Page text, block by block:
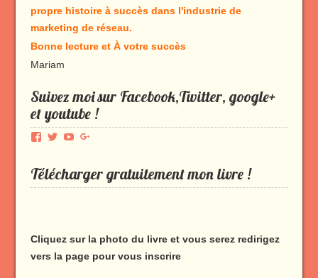
propre histoire à succès dans l'industrie de
marketing de réseau.
Bonne lecture et À votre succès
Mariam
Suivez moi sur Facebook,Twitter, google+
et youtube !
Voir
de
Produmlm
Voir
de
porodumlm
Voir
de
UC_2UgAmhWDuaRIDwEQiQ9iA
de
produmlm
Télécharger gratuitement mon livre !
Cliquez sur la photo du livre et vous serez redirigez
vers la page pour vous inscrire